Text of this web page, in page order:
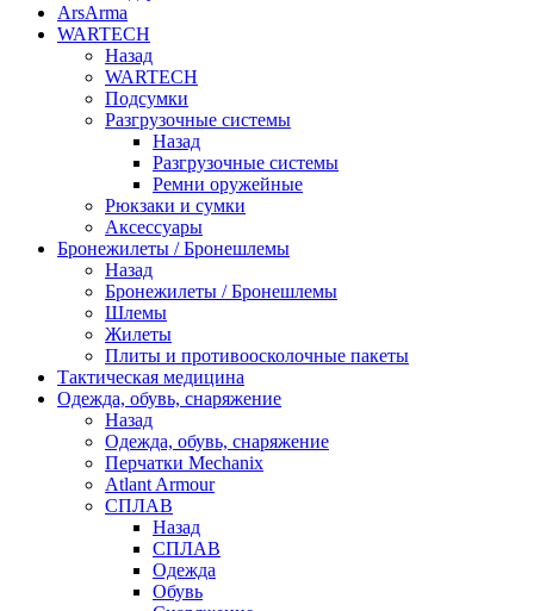
ArsArma
WARTECH
Назад
WARTECH
Подсумки
Разгрузочные системы
Назад
Разгрузочные системы
Ремни оружейные
Рюкзаки и сумки
Аксессуары
Бронежилеты / Бронешлемы
Назад
Бронежилеты / Бронешлемы
Шлемы
Жилеты
Плиты и противоосколочные пакеты
Тактическая медицина
Одежда, обувь, снаряжение
Назад
Одежда, обувь, снаряжение
Перчатки Mechanix
Atlant Armour
СПЛАВ
Назад
СПЛАВ
Одежда
Обувь